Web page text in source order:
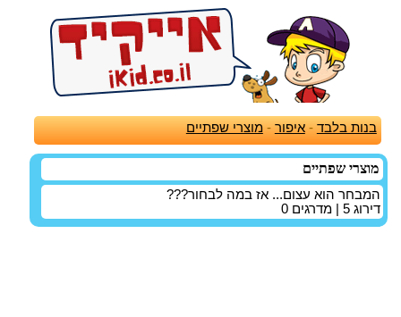
בנות בלבד -איפור -מוצרי שפתיים
מוצרי שפתיים
המבחר הוא עצום... אז במה לבחור???
דירוג 5 | מדרגים 0